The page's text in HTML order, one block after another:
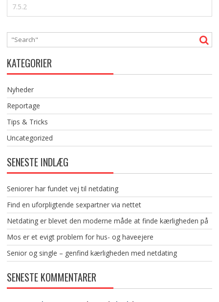
KATEGORIER
Nyheder
Reportage
Tips & Tricks
Uncategorized
SENESTE INDLÆG
Seniorer har fundet vej til netdating
Find en uforpligtende sexpartner via nettet
Netdating er blevet den moderne måde at finde kærligheden på
Mos er et evigt problem for hus- og haveejere
Senior og single – genfind kærligheden med netdating
SENESTE KOMMENTARER